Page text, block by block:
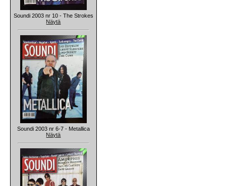
Soundi 2003 nr 10 - The Strokes
Näytä
Soundi 2003 nr 6-7 - Metallica
Näytä